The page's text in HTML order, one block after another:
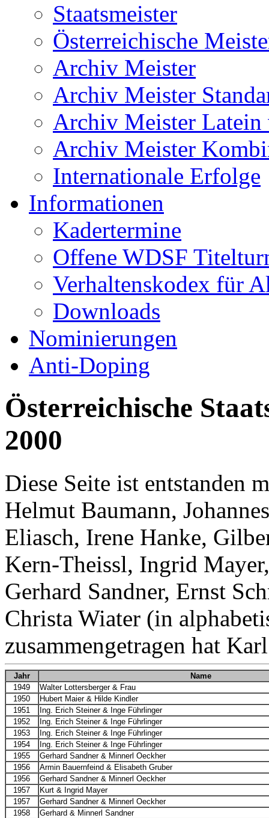
Staatsmeister
Österreichische
Archiv Meister
Archiv Meister
Archiv Meister Latein
Archiv Meister
Internationale Erfolge
Informationen
Kadertermine
Offene WDSF
Verhaltenskodex für
Downloads
Nominierungen
Anti-Doping
Österreichische
2000
Diese Seite ist entstanden
Helmut Baumann,
Eliasch, Irene Hanke,
Kern-Theissl, Ingrid
Gerhard Sandner, Ernst
Christa Wiater (in
zusammengetragen hat
Jahr
Name
1949
Walter Lottersberger & Frau
1950
Hubert Maier & Hilde Kindler
1951
Ing. Erich Steiner & Inge Führlinger
1952
Ing. Erich Steiner & Inge Führlinger
1953
Ing. Erich Steiner & Inge Führlinger
1954
Ing. Erich Steiner & Inge Führlinger
1955
Gerhard Sandner & Minnerl Oeckher
1956
Armin Bauernfeind & Elisabeth Gruber
1956
Gerhard Sandner & Minnerl Oeckher
1957
Kurt & Ingrid Mayer
1957
Gerhard Sandner & Minnerl Oeckher
1958
Gerhard & Minnerl Sandner